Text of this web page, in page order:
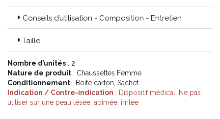
Code ACL : 1004850 / 1004855 / 1004851 / 1004856 /
1004852 / 1004857 / 1004853 / 1004858 / 1004854 /
10044859
Code EAN : 3611610048503 / 3611610048558 / 3611610048510
/ 3611610048565 / 3611610048527 / 3611610048572 /
3611610048534 / 3611610048589 / 3611610049541 /
3611610049596
Conseils d’utilisation - Composition - Entretien
Taille
Nombre d’unités : 2
Nature de produit : Chaussettes Femme
Conditionnement : Boite carton, Sachet
Indication / Contre-indication : Dispositif médical, Ne pas
utiliser sur une peau lésée, abîmée, irritée